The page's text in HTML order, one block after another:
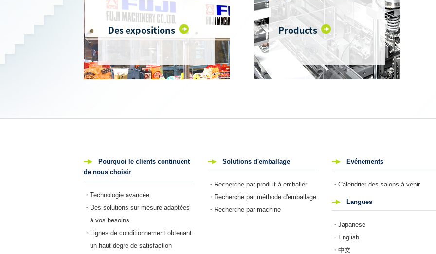
Des expositions Products
Pourquoi le clients continuent
de nous choisir
・Technologie avancée
・Des solutions sur mesure adaptées
à vos besoins
・Lignes de conditionnement obtenant
un haut degré de satisfaction
Solutions d'emballage
・Recherche par produit à emballer
・Recherche par méthode d'emballage
・Recherche par machine
Evénements
・Calendrier des salons à venir
Langues
・Japanese
・English
・中文